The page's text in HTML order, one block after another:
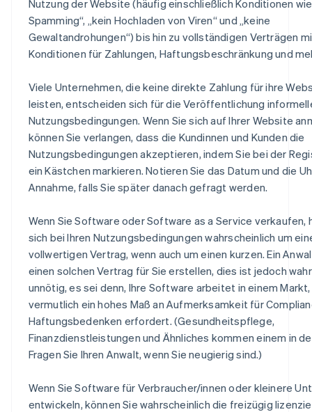
Nutzung der Website (häufig einschließlich Konditionen
Spamming“, „kein Hochladen von Viren“ und „keine
Gewaltandrohungen“) bis hin zu vollständigen Verträgen
Konditionen für Zahlungen, Haftungsbeschränkung und
Viele Unternehmen, die keine direkte Zahlung für ihre
leisten, entscheiden sich für die Veröffentlichung
Nutzungsbedingungen. Wenn Sie sich auf Ihrer Website
können Sie verlangen, dass die Kundinnen und Kunden die
Nutzungsbedingungen akzeptieren, indem Sie bei der
ein Kästchen markieren. Notieren Sie das Datum und die
Annahme, falls Sie später danach gefragt werden.
Wenn Sie Software oder Software as a Service verkaufen,
sich bei Ihren Nutzungsbedingungen wahrscheinlich um
vollwertigen Vertrag, wenn auch um einen kurzen. Ein
einen solchen Vertrag für Sie erstellen, dies ist jedoch
unnötig, es sei denn, Ihre Software arbeitet in einem
vermutlich ein hohes Maß an Aufmerksamkeit für
Haftungsbedenken erfordert. (Gesundheitspflege,
Finanzdienstleistungen und Ähnliches kommen einem in
Fragen Sie Ihren Anwalt, wenn Sie neugierig sind.)
Wenn Sie Software für Verbraucher/innen oder kleinere
entwickeln, können Sie wahrscheinlich die freizügig